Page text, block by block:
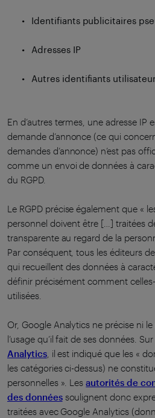
Identifiants publicitaires
Adresses IP
Autres identifiants
En d’autres termes, une adresse IP
demande d’annonce (ce qui
demandes d’annonce) n’est pas
comme un envoi de données à
du RGPD.
Le RGPD précise également que «
personnel doivent être […] traitées
transparente au regard de la
Par conséquent, tous les éditeurs
qui recueillent des données à
définir précisément comment
utilisées.
Or, Google Analytics ne précise ni
l’usage qu’il fait de ses données.
Analytics, il est indiqué que les «
les catégories ci-dessus) ne
personnelles ». Lesautorités de
des donnéessoulignent donc
traitées avec Google Analytics